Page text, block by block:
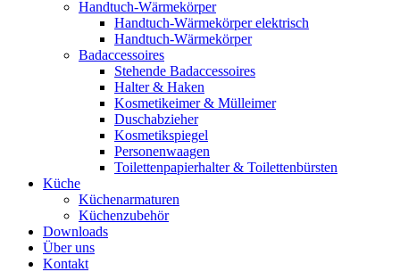
Handtuch-Wärmekörper
Handtuch-Wärmekörper elektrisch
Handtuch-Wärmekörper
Badaccessoires
Stehende Badaccessoires
Halter & Haken
Kosmetikeimer & Mülleimer
Duschabzieher
Kosmetikspiegel
Personenwaagen
Toilettenpapierhalter & Toilettenbürsten
Küche
Küchenarmaturen
Küchenzubehör
Downloads
Über uns
Kontakt